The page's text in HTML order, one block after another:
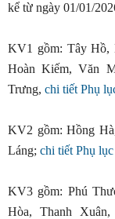
kể từ ngày 01/01/
KV1 gồm: Tây Hồ,
Hoàn Kiếm, Văn
Trưng, chi tiết Phụ
KV2 gồm: Hồng
Láng; chi tiết Phụ
KV3 gồm: Phú
Hòa, Thanh